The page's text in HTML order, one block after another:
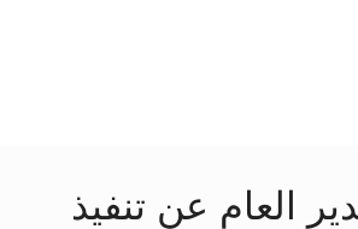
العام عن تنفيذ